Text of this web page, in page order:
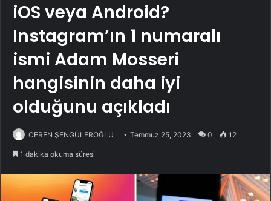
iOS veya Android?
Instagram’ın 1 numaralı
ismi Adam Mosseri
hangisinin daha iyi
olduğunu açıkladı
CEREN ŞENGÜLEROĞLU Temmuz 25, 2023 0 12
1 dakika okuma süresi